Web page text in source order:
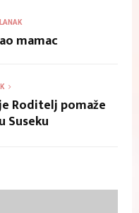
mamac
Roditelj pomaže
Suseku